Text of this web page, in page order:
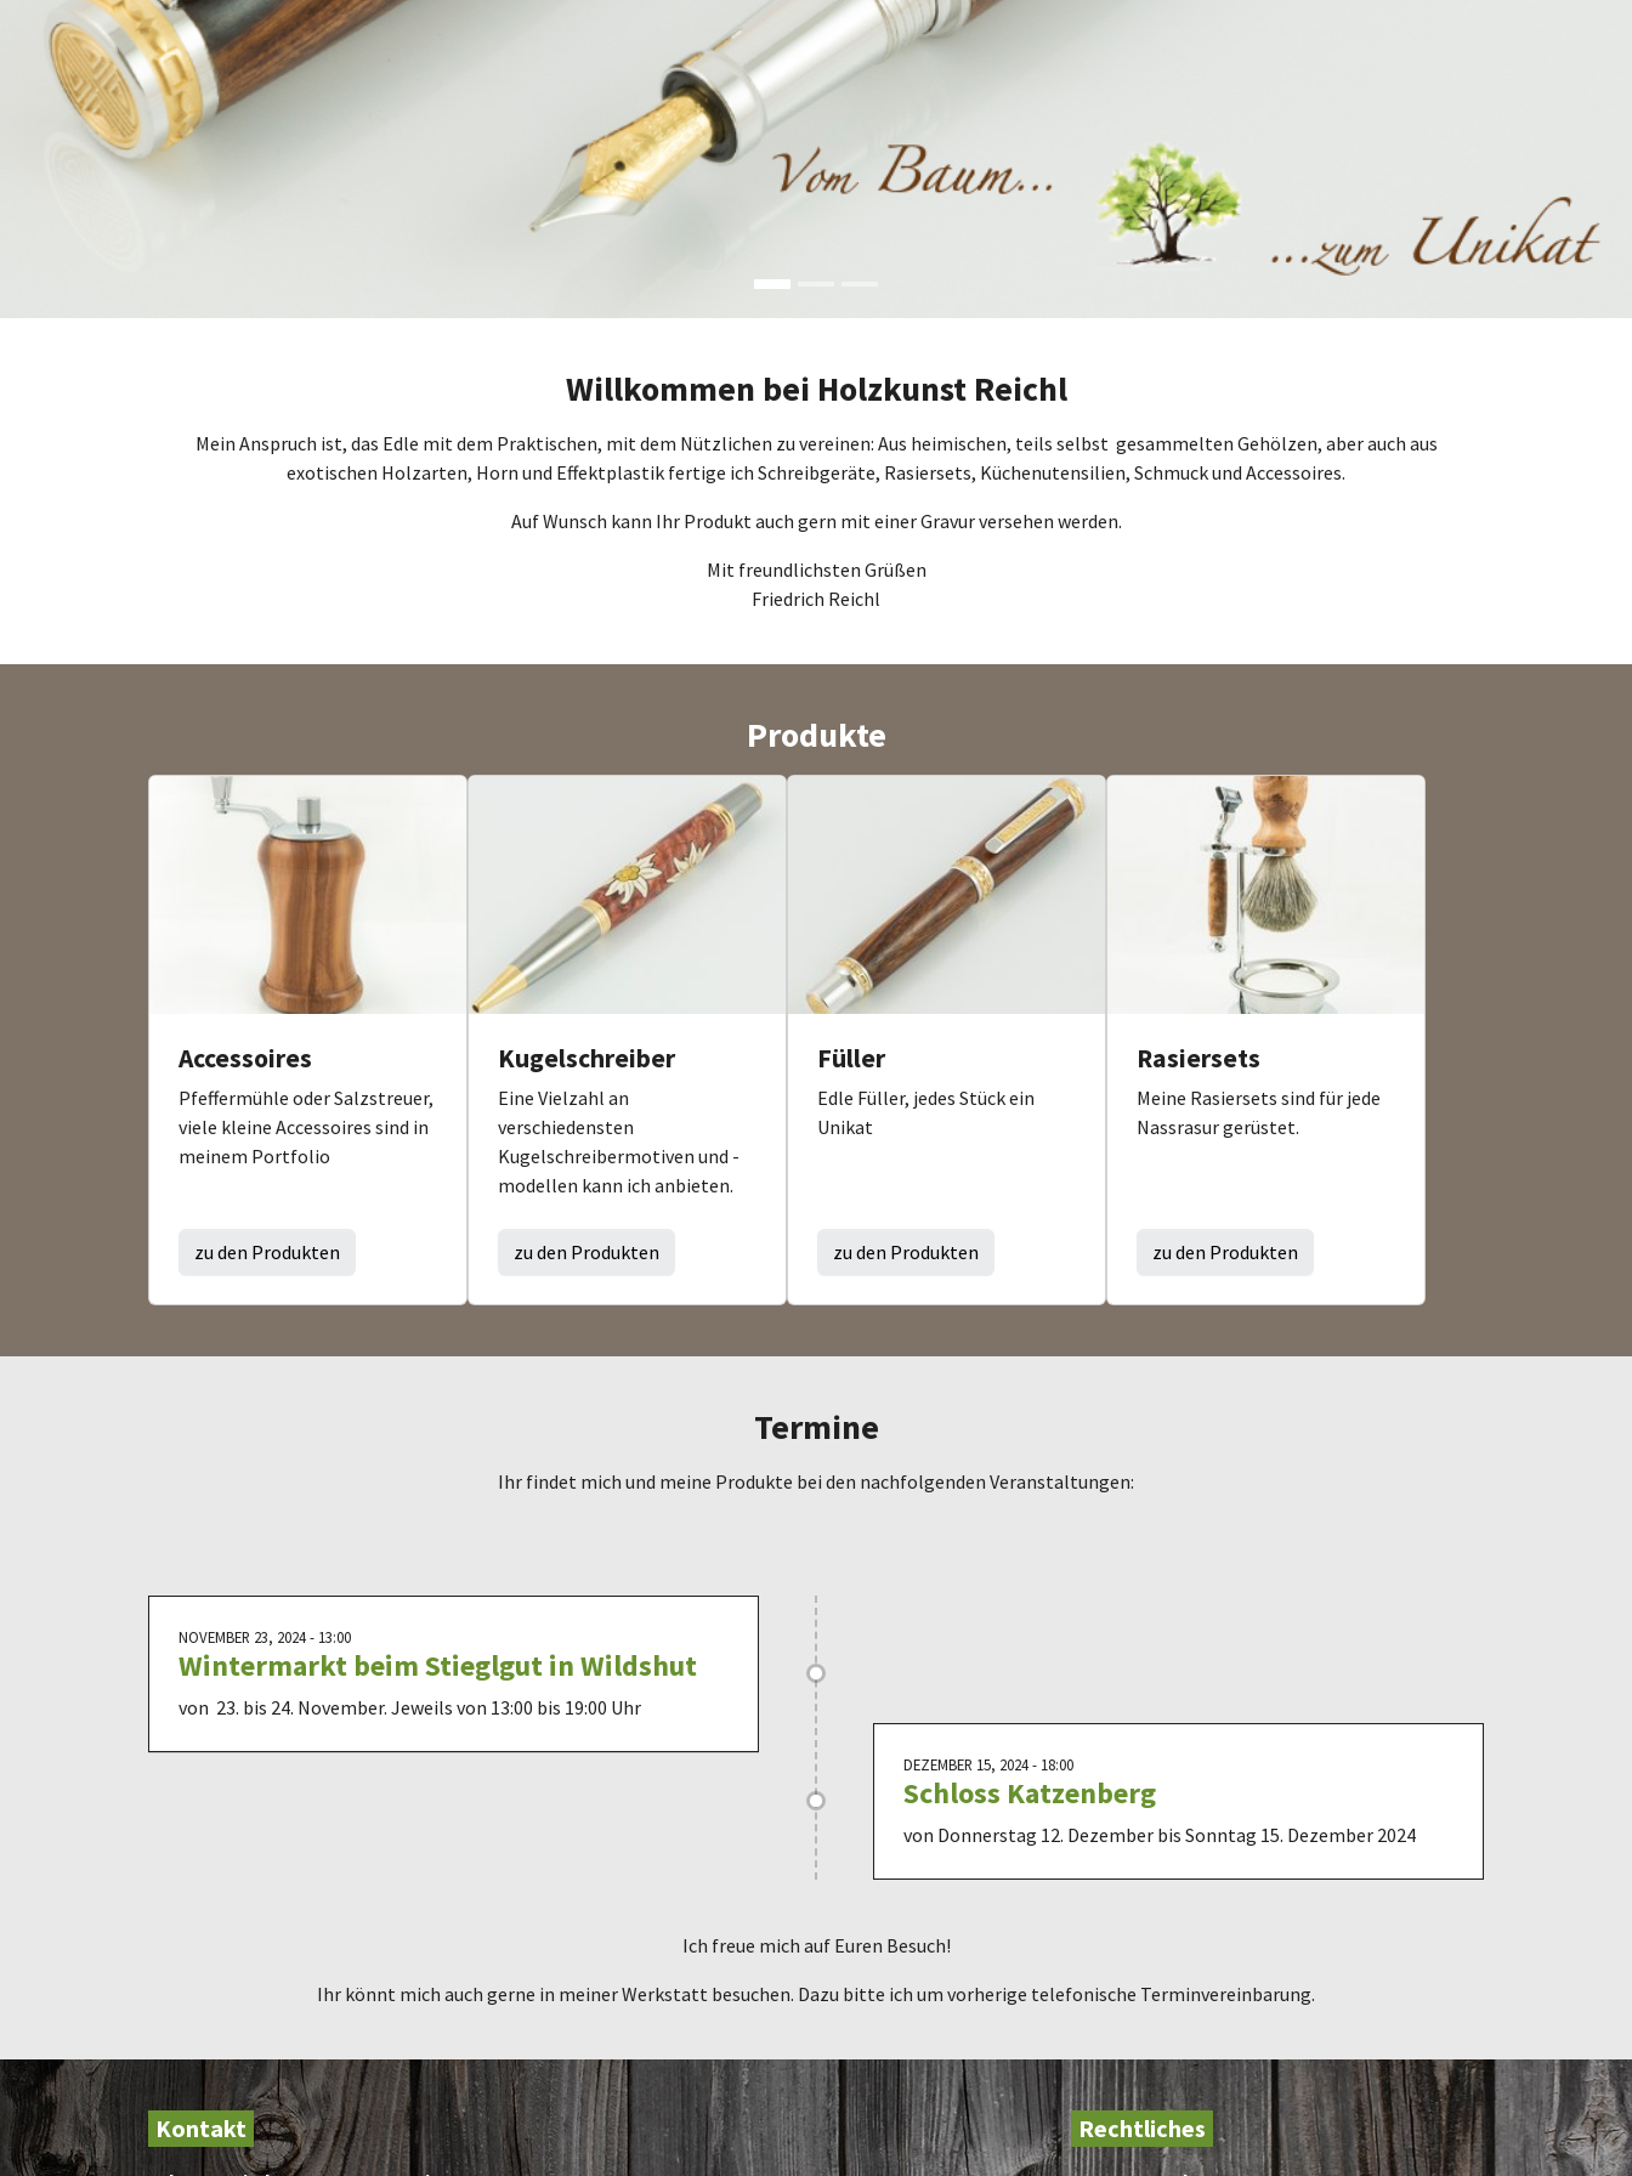
Willkommen bei Holzkunst Reichl
Mein Anspruch ist, das Edle mit dem Praktischen, mit dem Nützlichen zu vereinen: Aus heimischen, teils selbst gesammelten Gehölzen, aber auch aus
exotischen Holzarten, Horn und Effektplastik fertige ich Schreibgeräte, Rasiersets, Küchenutensilien, Schmuck und Accessoires.
Auf Wunsch kann Ihr Produkt auch gern mit einer Gravur versehen werden.
Mit freundlichsten Grüßen
Friedrich Reichl
Produkte
Accessoires
Pfeffermühle oder Salzstreuer,
viele kleine Accessoires sind in
meinem Portfolio
zu den Produkten
Kugelschreiber
Eine Vielzahl an
verschiedensten
Kugelschreibermotiven und -
modellen kann ich anbieten.
zu den Produkten
Füller
Edle Füller, jedes Stück ein
Unikat
zu den Produkten
Rasiersets
Meine Rasiersets sind für jede
Nassrasur gerüstet.
zu den Produkten
Termine
Ihr findet mich und meine Produkte bei den nachfolgenden Veranstaltungen:
NOVEMBER 23, 2024 - 13:00
Wintermarkt beim Stieglgut in Wildshut
von 23. bis 24. November. Jeweils von 13:00 bis 19:00 Uhr
DEZEMBER 15, 2024 - 18:00
Schloss Katzenberg
von Donnerstag 12. Dezember bis Sonntag 15. Dezember 2024
Ich freue mich auf Euren Besuch!
Ihr könnt mich auch gerne in meiner Werkstatt besuchen. Dazu bitte ich um vorherige telefonische Terminvereinbarung.
Kontakt Rechtliches